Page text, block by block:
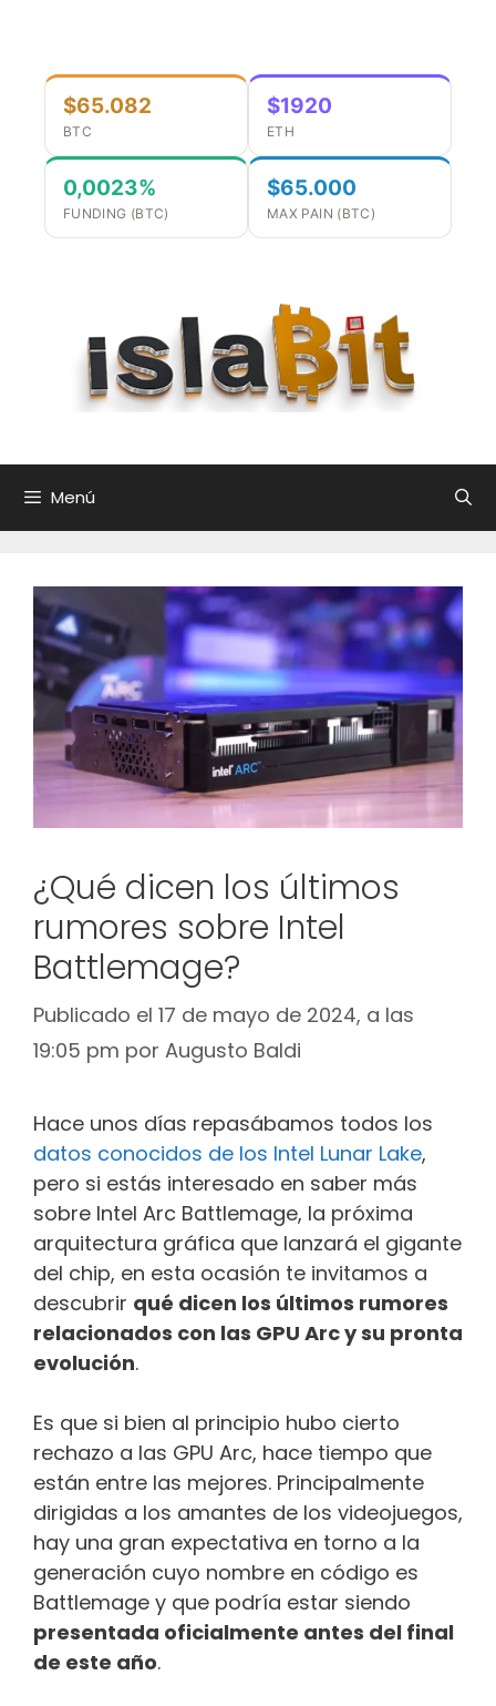
contenido
$65.082
BTC
$1920
ETH
0,0023%
FUNDING (BTC)
$65.000
MAX PAIN (BTC)
Menú
¿Qué dicen los últimos
rumores sobre Intel
Battlemage?
Publicado el 17 de mayo de 2024, a las
19:05 pm por Augusto Baldi
Hace unos días repasábamos todos los
datos conocidos de los Intel Lunar Lake,
pero si estás interesado en saber más
sobre Intel Arc Battlemage, la próxima
arquitectura gráfica que lanzará el gigante
del chip, en esta ocasión te invitamos a
descubrir qué dicen los últimos rumores
relacionados con las GPU Arc y su pronta
evolución.
Es que si bien al principio hubo cierto
rechazo a las GPU Arc, hace tiempo que
están entre las mejores. Principalmente
dirigidas a los amantes de los videojuegos,
hay una gran expectativa en torno a la
generación cuyo nombre en código es
Battlemage y que podría estar siendo
presentada oficialmente antes del final
de este año.